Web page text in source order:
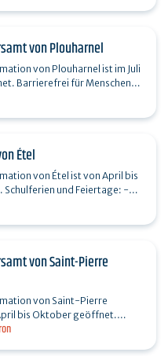
von Plouharnel
von Plouharnel ist im Juli
Personal ist für die vier…
Étel
von Étel ist von April bis
-
Uhr / 14:00–17:15…
von Saint-Pierre
von Saint-Pierre
bis Oktober geöffnet.
- 14.07. und 15.08.: